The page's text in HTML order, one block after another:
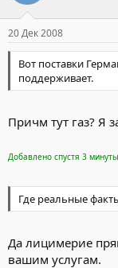
20 Дек 2008
Вот поставки
поддерживает.
Причм тут газ? Я
Добавлено спустя 3
Где реальные
Да лицимерие
вашим услугам.